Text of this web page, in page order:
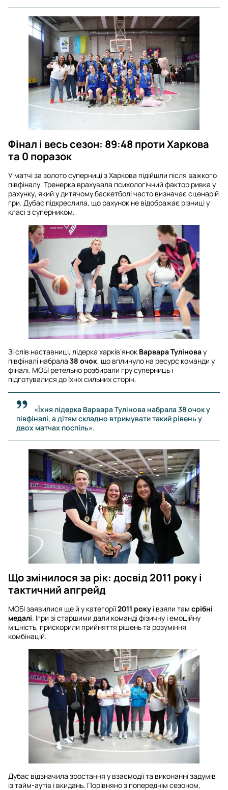
Фінал і весь сезон: 89:48 проти Харкова
та 0 поразок
У матчі за золото суперниці з Харкова підійшли після важкого
півфіналу. Тренерка врахувала психологічний фактор ривка у
рахунку, який у дитячому баскетболі часто визначає сценарій
гри. Дубас підкреслила, що рахунок не відображає різниці у
класі з суперником.
Зі слів наставниці, лідерка харків’янок Варвара Туліновау
півфіналі набрала 38 очок, що вплинуло на ресурс команди у
фіналі. МОБІ ретельно розбирали гру суперниць і
підготувалися до їхніх сильних сторін.
«Їхня лідерка Варвара Тулінова набрала 38 очок у
півфіналі, а дітям складно втримувати такий рівень у
двох матчах поспіль».
Що змінилося за рік: досвід 2011 року і
тактичний апгрейд
МОБІ заявилися ще й у категорії2011 року і взяли там срібні
медалі. Ігри зі старшими дали команді фізичну і емоційну
міцність, прискорили прийняття рішень та розуміння
комбінацій.
Дубас відзначила зростання у взаємодії та виконанні задумів
із тайм-аутів і вкидань. Порівняно з попереднім сезоном,